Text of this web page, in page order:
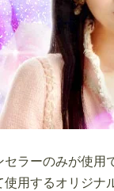
ラーのみが使
用するオリジ